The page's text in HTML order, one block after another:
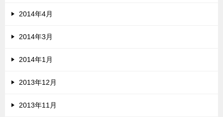
2014年4月
2014年3月
2014年1月
2013年12月
2013年11月